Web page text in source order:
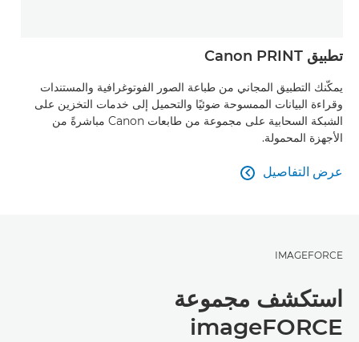
تطبيق Canon PRINT
يمكّنك التطبيق المجاني من طباعة الصور الفوتوغرافية والمستندات
وقراءة البيانات الممسوحة ضوئيًا والتحميل إلى خدمات التخزين على
الشبكة السحابية على مجموعة من طابعات Canon مباشرةً من
الأجهزة المحمولة.
عرض التفاصيل
عرض التفاصيل

IMAGEFORCE
استكشف مجموعة
imageFORCE